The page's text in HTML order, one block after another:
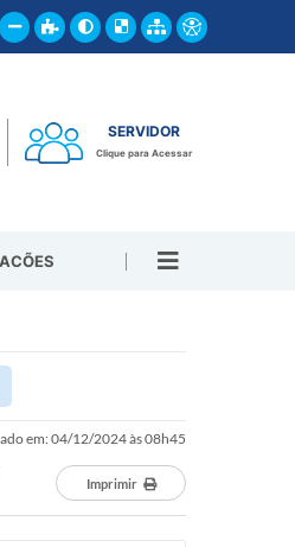
SERVIDOR
Clique para Acessar
em: 04/12/2024 às 08h45
Imprimir